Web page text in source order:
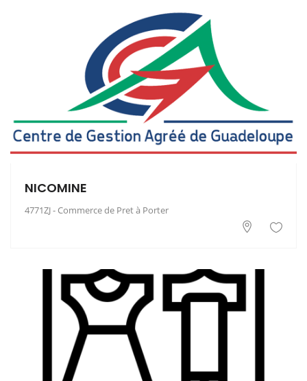
NICOMINE
4771ZJ - Commerce de Pret à Porter